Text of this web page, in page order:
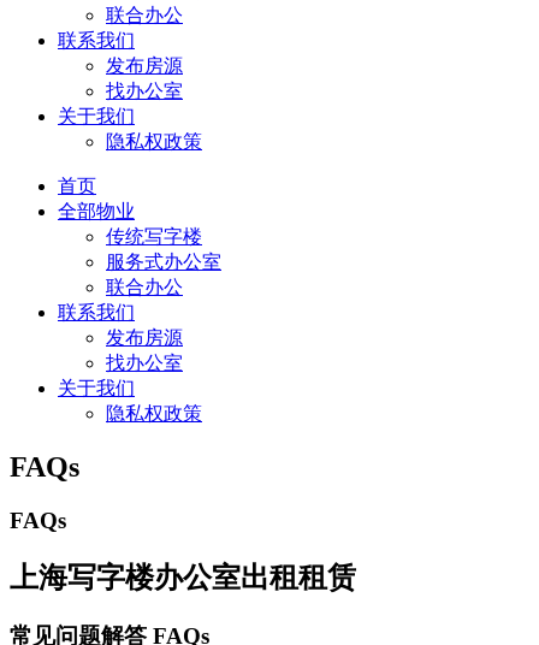
联合办公
联系我们
发布房源
找办公室
关于我们
隐私权政策
首页
全部物业
传统写字楼
服务式办公室
联合办公
联系我们
发布房源
找办公室
关于我们
隐私权政策
FAQs
FAQs
上海写字楼办公室出租租赁
常见问题解答 FAQs